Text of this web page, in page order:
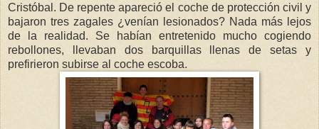
Cristóbal. De repente apareció el coche de protección civil y
bajaron tres zagales ¿venían lesionados? Nada más lejos
de la realidad. Se habían entretenido mucho cogiendo
rebollones, llevaban dos barquillas llenas de setas y
prefirieron subirse al coche escoba.